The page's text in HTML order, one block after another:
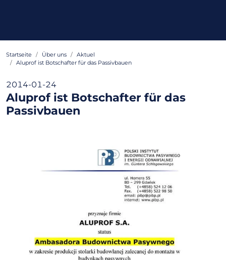
Startseite Über uns
Aktuel
Aluprof ist Botschafter für das Passivbauen
2014-01-24
Aluprof ist Botschafter für das
Passivbauen